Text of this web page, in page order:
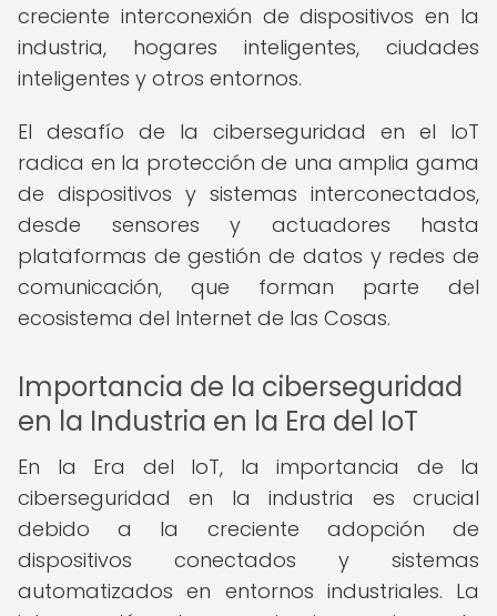
creciente interconexión de dispositivos en la
industria, hogares inteligentes, ciudades
inteligentes y otros entornos.
El desafío de la ciberseguridad en el IoT
radica en la protección de una amplia gama
de dispositivos y sistemas interconectados,
desde sensores y actuadores hasta
plataformas de gestión de datos y redes de
comunicación, que forman parte del
ecosistema del Internet de las Cosas.
Importancia de la ciberseguridad
en la Industria en la Era del IoT
En la Era del IoT, la importancia de la
ciberseguridad en la industria es crucial
debido a la creciente adopción de
dispositivos conectados y sistemas
automatizados en entornos industriales. La